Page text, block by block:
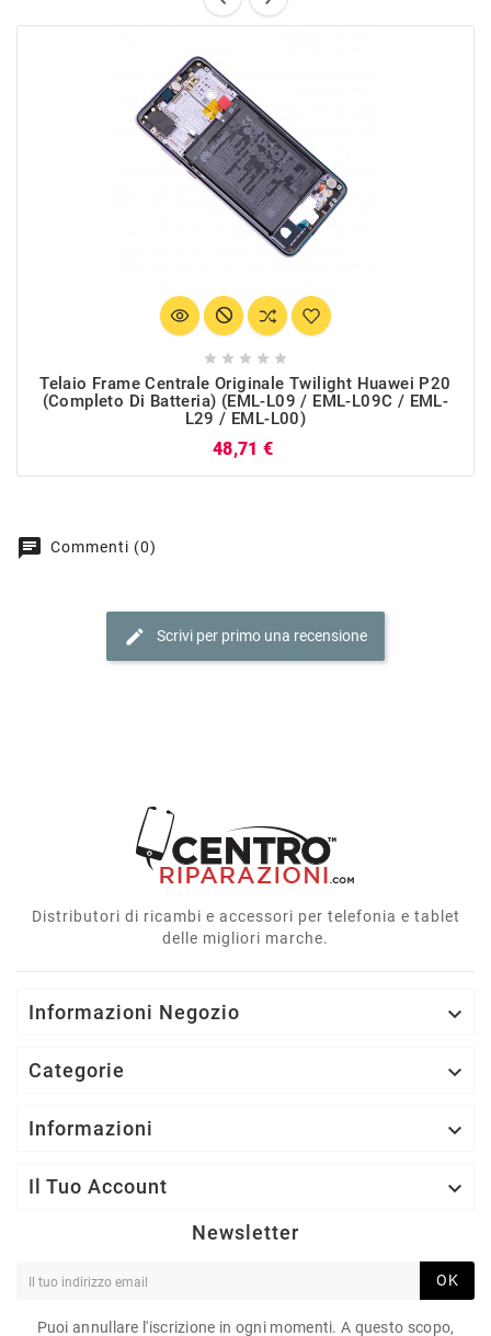
    
Telaio Frame Centrale Originale Twilight Huawei P20
(completo Di Batteria) (EML-L09 / EML-L09C / EML-
L29 / EML-L00)
48,71 €
chat Commenti (0)
edit Scrivi per primo una recensione
Distributori di ricambi e accessori per telefonia e tablet
delle migliori marche.
Informazioni Negozio 
Categorie 
Informazioni 
Il Tuo Account 
Newsletter
OK
Puoi annullare l'iscrizione in ogni momenti. A questo scopo,